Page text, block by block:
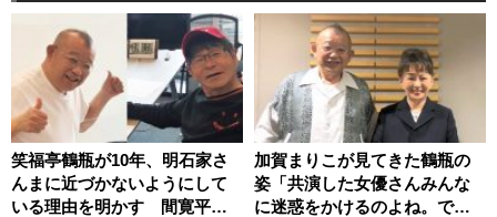
笑福亭鶴瓶が10年、明石家さ
んまに近づかないようにして
いる理由を明かす 間寛平も
加賀まりこが見てきた鶴瓶の
姿「共演した女優さんみんな
に迷惑をかけるのよね。でも